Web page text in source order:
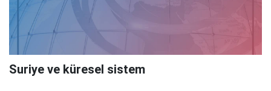
Suriye ve küresel sistem